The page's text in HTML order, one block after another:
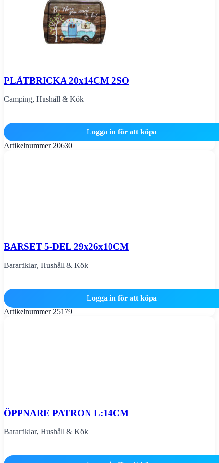
PLÅTBRICKA 20x14CM 2SO
Camping, Hushåll & Kök
Logga in för att köpa
Artikelnummer 20630
BARSET 5-DEL 29x26x10CM
Barartiklar, Hushåll & Kök
Logga in för att köpa
Artikelnummer 25179
ÖPPNARE PATRON L:14CM
Barartiklar, Hushåll & Kök